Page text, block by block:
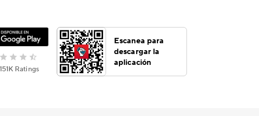
Ratings
Escanea para
descargar la
aplicación